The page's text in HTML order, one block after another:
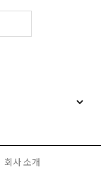
회사 소개